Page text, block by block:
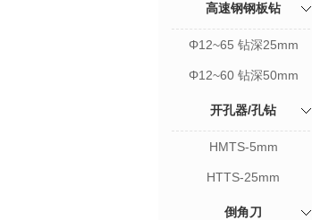
高速钢钢板钻
Φ12~65 钻深25mm
Φ12~60 钻深50mm
开孔器/孔钻
HMTS-5mm
HTTS-25mm
倒角刀